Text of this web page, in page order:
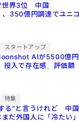
世界3位 中国
、350億円調達でユニ
スタートアップ
AIが5500億円
入で存在感、評価額
特集
る"と言うけれど 中国
だ外国人に「冷たい